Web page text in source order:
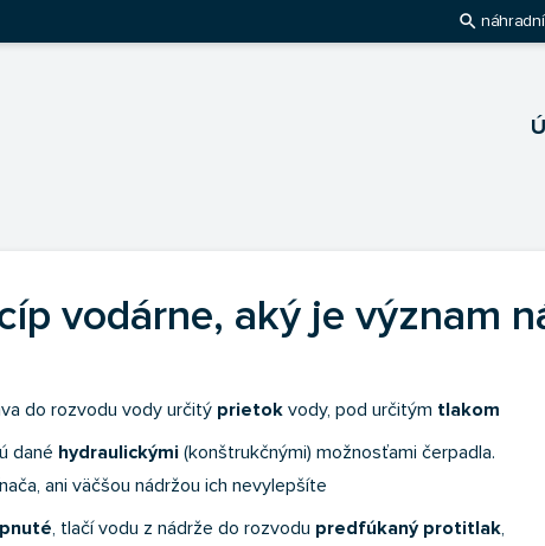
search
vodárne, aký je význam
do rozvodu vody určitý prietok vody, pod určitým tlakom
dané hydraulickými (konštrukčnými) možnosťami čerpadla.
ani väčšou nádržou ich nevylepšíte
, tlačí vodu z nádrže do rozvodu predfúkaný protitlak